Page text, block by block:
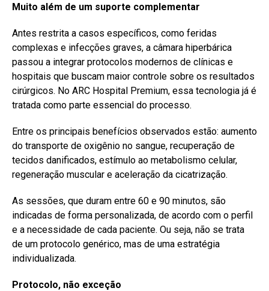
Muito além de um suporte complementar
Antes restrita a casos específicos, como feridas
complexas e infecções graves, a câmara hiperbárica
passou a integrar protocolos modernos de clínicas e
hospitais que buscam maior controle sobre os resultados
cirúrgicos. No ARC Hospital Premium, essa tecnologia já é
tratada como parte essencial do processo.
Entre os principais benefícios observados estão: aumento
do transporte de oxigênio no sangue, recuperação de
tecidos danificados, estímulo ao metabolismo celular,
regeneração muscular e aceleração da cicatrização.
As sessões, que duram entre 60 e 90 minutos, são
indicadas de forma personalizada, de acordo com o perfil
e a necessidade de cada paciente. Ou seja, não se trata
de um protocolo genérico, mas de uma estratégia
individualizada.
Protocolo, não exceção